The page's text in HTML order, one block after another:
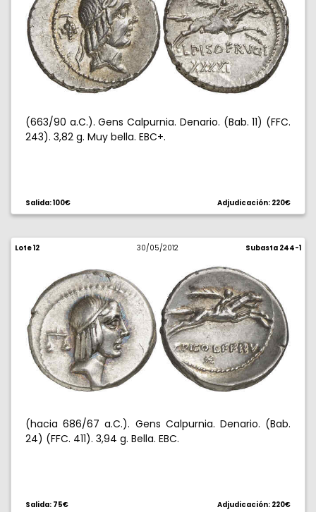
(663/90 a.C.). Gens Calpurnia. Denario. (Bab. 11) (FFC.
243). 3,82 g. Muy bella. EBC+.
Salida: 100€ Adjudicación: 220€
Lote 12 30/05/2012 Subasta 244-1
(hacia 686/67 a.C.). Gens Calpurnia. Denario. (Bab.
24) (FFC. 411). 3,94 g. Bella. EBC.
Salida: 75€ Adjudicación: 220€